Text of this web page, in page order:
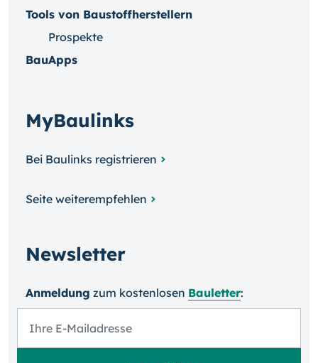
Tools von Baustoffherstellern
Prospekte
BauApps
MyBaulinks
Bei Baulinks registrieren
Seite weiterempfehlen
Newsletter
Anmeldung zum kosten­losen Bauletter: